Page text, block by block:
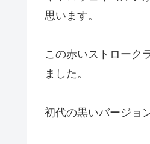
思います。
この赤いストローク
ました。
初代の黒いバージョ